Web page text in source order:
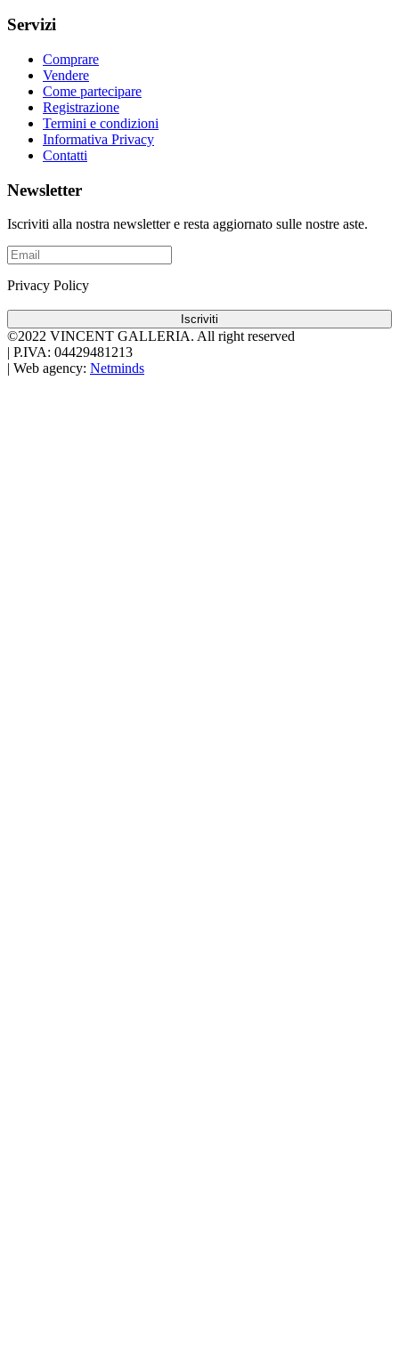
Servizi
Comprare
Vendere
Come partecipare
Registrazione
Termini e condizioni
Informativa Privacy
Contatti
Newsletter
Iscriviti alla nostra newsletter e resta aggiornato sulle nostre aste.
Privacy Policy
Iscriviti
©2022 VINCENT GALLERIA. All right reserved
P.IVA: 04429481213
Web agency: Netminds